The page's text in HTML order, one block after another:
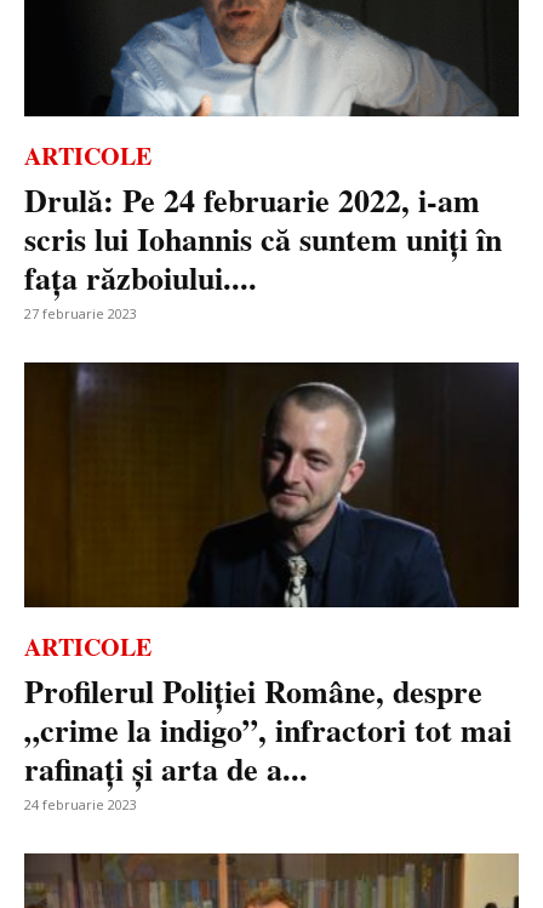
ARTICOLE
Drulă: Pe 24 februarie 2022, i-am
scris lui Iohannis că suntem uniți în
fața războiului....
27 februarie 2023
ARTICOLE
Profilerul Poliției Române, despre
„crime la indigo”, infractori tot mai
rafinați și arta de a...
24 februarie 2023